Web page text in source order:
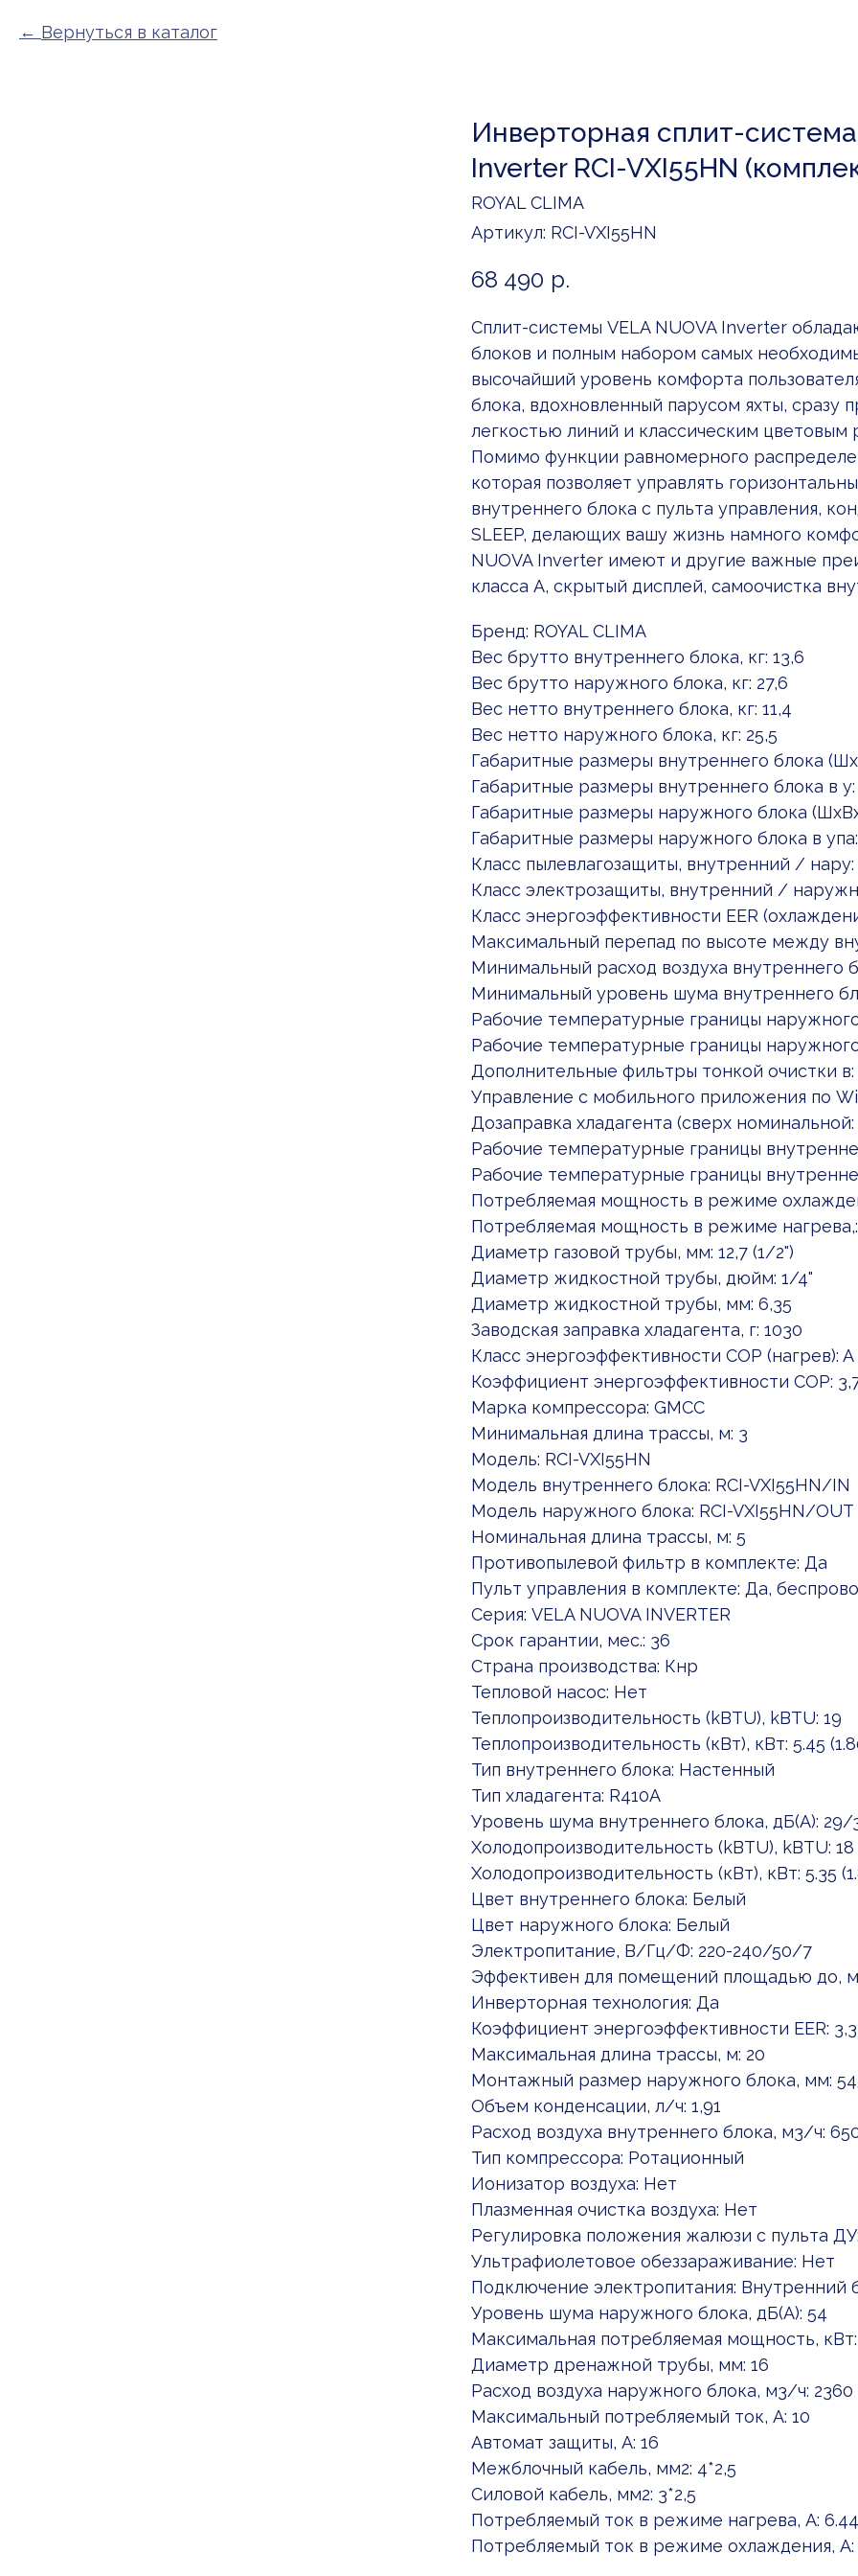
Вернуться в каталог
Инверторная сплит-
Inverter RCI-VXI55HN
ROYAL CLIMA
Артикул: RCI-VXI55HN
68 490 р.
Сплит-системы VELA NUOVA Inverter
блоков и полным набором самых
высочайший уровень комфорта
блока, вдохновленный парусом яхты, сразу
легкостью линий и классическим
Помимо функции равномерного
которая позволяет управлять
внутреннего блока с пульта управления,
SLEEP, делающих вашу жизнь намного
NUOVA Inverter имеют и другие важные
класса А, скрытый дисплей, самоочистка
Бренд: ROYAL CLIMA
Вес брутто внутреннего блока, кг: 13,6
Вес брутто наружного блока, кг: 27,6
Вес нетто внутреннего блока, кг: 11,4
Вес нетто наружного блока, кг: 25,5
Габаритные размеры внутреннего блока
Габаритные размеры внутреннего блока в у:
Габаритные размеры наружного блока
Габаритные размеры наружного блока в
Класс пылевлагозащиты, внутренний /
Класс электрозащиты, внутренний /
Класс энергоэффективности EER
Максимальный перепад по высоте между
Минимальный расход воздуха внутреннего
Минимальный уровень шума внутреннего
Рабочие температурные границы
Рабочие температурные границы
Дополнительные фильтры тонкой очистки
Управление c мобильного приложения по
Дозаправка хладагента (сверх номинальной:
Рабочие температурные границы
Рабочие температурные границы
Потребляемая мощность в режиме
Потребляемая мощность в режиме нагрева,:
Диаметр газовой трубы, мм: 12,7 (1/2")
Диаметр жидкостной трубы, дюйм: 1/4"
Диаметр жидкостной трубы, мм: 6,35
Заводская заправка хладагента, г: 1030
Класс энергоэффективности COP (нагрев): A
Коэффициент энергоэффективности COP:
Марка компрессора: GMCC
Минимальная длина трассы, м: 3
Модель: RCI-VXI55HN
Модель внутреннего блока: RCI-VXI55HN/IN
Модель наружного блока: RCI-VXI55HN/OUT
Номинальная длина трассы, м: 5
Противопылевой фильтр в комплекте: Да
Пульт управления в комплекте: Да,
Серия: VELA NUOVA INVERTER
Срок гарантии, мес.: 36
Страна производства: Кнр
Тепловой насос: Нет
Теплопроизводительность (kBTU), kBTU: 19
Теплопроизводительность (кВт), кВт: 5.45
Тип внутреннего блока: Настенный
Тип хладагента: R410A
Уровень шума внутреннего блока, дБ(А):
Холодопроизводительность (kBTU), kBTU: 18
Холодопроизводительность (кВт), кВт: 5.35
Цвет внутреннего блока: Белый
Цвет наружного блока: Белый
Электропитание, В/Гц/Ф: 220-240/50/7
Эффективен для помещений площадью до,
Инверторная технология: Да
Коэффициент энергоэффективности EER:
Максимальная длина трассы, м: 20
Монтажный размер наружного блока, мм:
Объем конденсации, л/ч: 1,91
Расход воздуха внутреннего блока, м3/ч:
Тип компрессора: Ротационный
Ионизатор воздуха: Нет
Плазменная очистка воздуха: Нет
Регулировка положения жалюзи с пульта
Ультрафиолетовое обеззараживание: Нет
Подключение электропитания: Внутренний
Уровень шума наружного блока, дБ(А): 54
Максимальная потребляемая мощность, кВт:
Диаметр дренажной трубы, мм: 16
Расход воздуха наружного блока, м3/ч: 2360
Максимальный потребляемый ток, А: 10
Автомат защиты, А: 16
Межблочный кабель, мм2: 4*2,5
Силовой кабель, мм2: 3*2,5
Потребляемый ток в режиме нагрева, А: 6.44
Потребляемый ток в режиме охлаждения, А: